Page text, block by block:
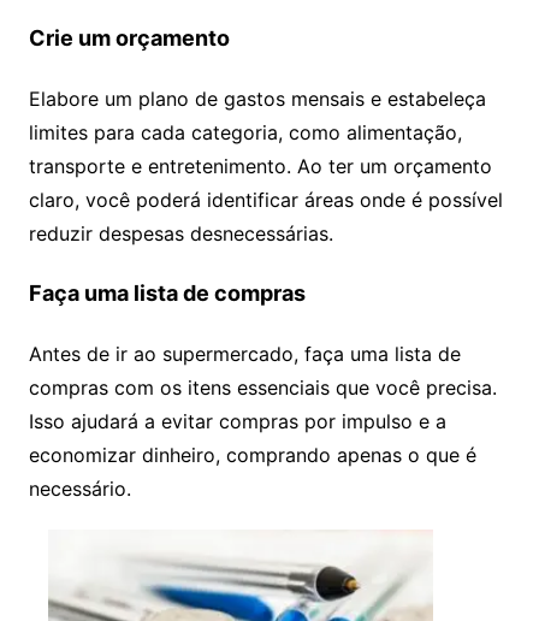
Crie um orçamento
Elabore um plano de gastos mensais e estabeleça
limites para cada categoria, como alimentação,
transporte e entretenimento. Ao ter um orçamento
claro, você poderá identificar áreas onde é possível
reduzir despesas desnecessárias.
Faça uma lista de compras
Antes de ir ao supermercado, faça uma lista de
compras com os itens essenciais que você precisa.
Isso ajudará a evitar compras por impulso e a
economizar dinheiro, comprando apenas o que é
necessário.